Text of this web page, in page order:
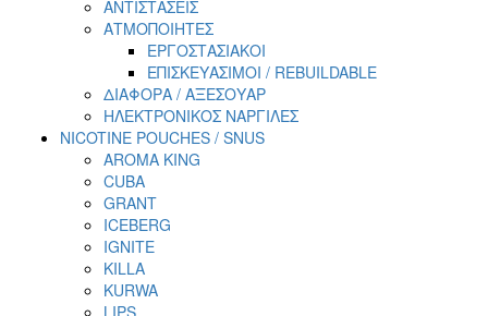
ΑΝΤΙΣΤΑΣΕΙΣ
ΑΤΜΟΠΟΙΗΤΕΣ
ΕΡΓΟΣΤΑΣΙΑΚΟΙ
ΕΠΙΣΚΕΥΑΣΙΜΟΙ / REBUILDABLE
ΔΙΑΦΟΡΑ / ΑΞΕΣΟΥΑΡ
ΗΛΕΚΤΡΟΝΙΚΟΣ ΝΑΡΓΙΛΕΣ
NICOTINE POUCHES / SNUS
AROMA KING
CUBA
GRANT
ICEBERG
IGNITE
KILLA
KURWA
LIPS